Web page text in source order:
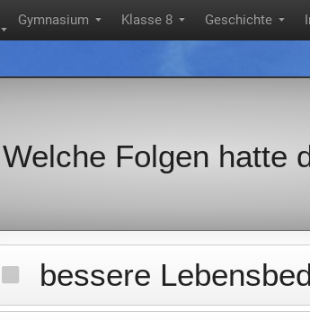
▼
Gymnasium ▼ Klasse 8 ▼ Geschichte ▼
Welche Folgen hatte
bessere